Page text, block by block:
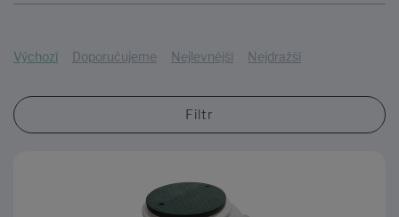
Výchozí Doporučujeme Nejlevnější Nejdražší
Filtr